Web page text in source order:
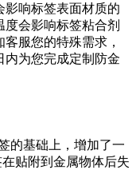
影响标签表面材质的
会影响标签粘合剂
服您的特殊需求，
内为您完成定制防金
的基础上，增加了一
贴附到金属物体后失